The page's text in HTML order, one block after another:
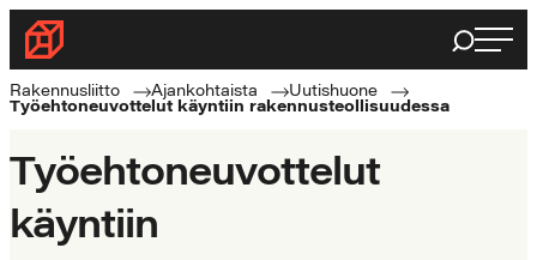
Siirry
suoraan
sisältöön
Rakennusliitto
Rakennusalan
ammattilaisten
Haku
Rakennusliitto Ajankohtaista
Uutishuone
Työehtoneuvottelut käyntiin rakennusteollisuudessa
Työehtoneuvottelut
käyntiin